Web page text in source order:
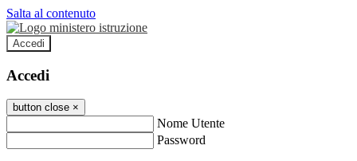
Salta al contenuto
Accedi
Accedi
button close ×
Nome Utente
Password